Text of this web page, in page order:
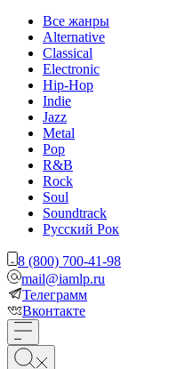
Все жанры
Alternative
Classical
Electronic
Hip-Hop
Indie
Jazz
Metal
Pop
R&B
Rock
Soul
Soundtrack
Русский Рок
8 (800) 700-41-98
mail@iamlp.ru
Телеграмм
Вконтакте